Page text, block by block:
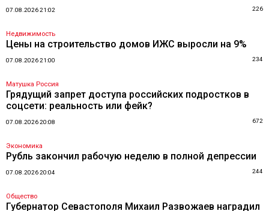
07.08.2026 21:02 226
Недвижимость
Цены на строительство домов ИЖС выросли на 9%
07.08.2026 21:00 234
Матушка Россия
Грядущий запрет доступа российских подростков в
соцсети: реальность или фейк?
07.08.2026 20:08 672
Экономика
Рубль закончил рабочую неделю в полной депрессии
07.08.2026 20:04 244
Общество
Губернатор Севастополя Михаил Развожаев наградил